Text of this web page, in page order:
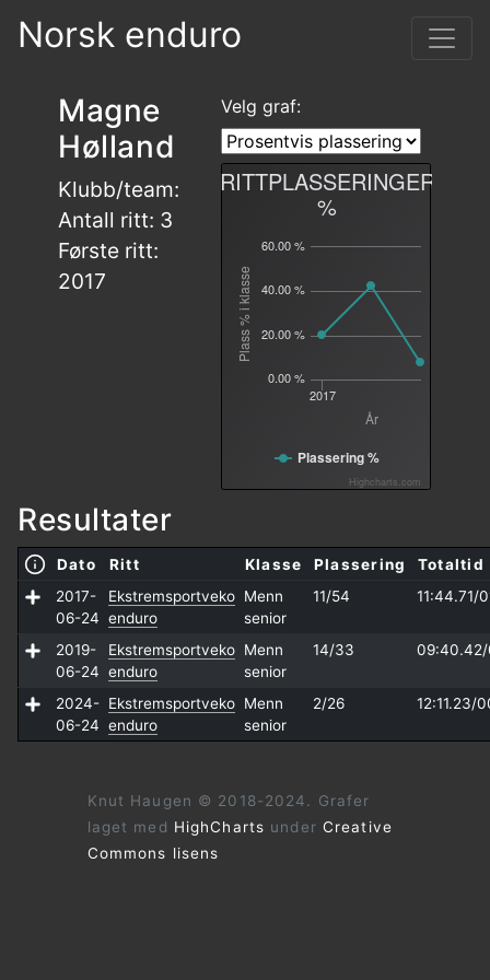
Norsk enduro
Magne
Hølland
Klubb/team:
Antall ritt: 3
Første ritt:
2017
Velg graf:
År
Plass % i klasse
RITTPLASSERINGER
%
2017
0.00 %
20.00 %
40.00 %
60.00 %
Plassering %
Highcharts.com
Resultater
Dato Ritt Klasse Plassering
Totaltid
2017-
06-24
Ekstremsportveko
enduro
Menn
senior
11/54 11:44.71/
2019-
06-24
Ekstremsportveko
enduro
Menn
senior
14/33 09:40.42/
2024-
06-24
Ekstremsportveko
enduro
Menn
senior
2/26 12:11.23/
Knut Haugen © 2018-2024. Grafer
laget med HighCharts under Creative
Commons lisens